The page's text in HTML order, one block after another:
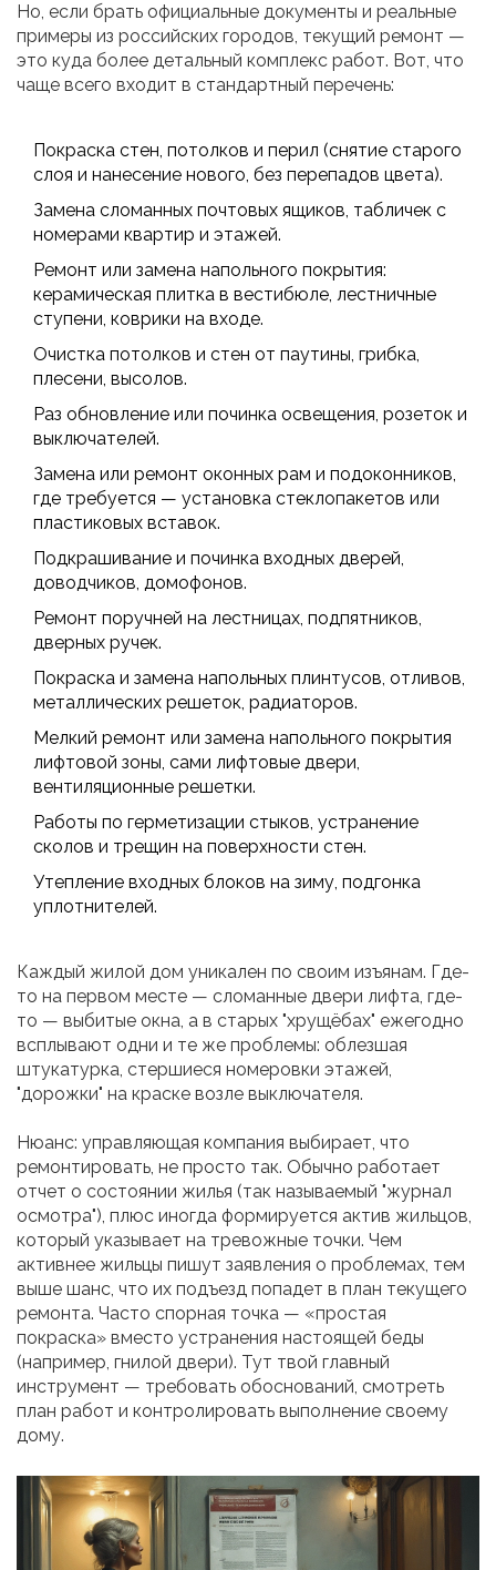
Но, если брать официальные документы и реальные
примеры из российских городов, текущий ремонт —
это куда более детальный комплекс работ. Вот, что
чаще всего входит в стандартный перечень:
Покраска стен, потолков и перил (снятие старого
слоя и нанесение нового, без перепадов цвета).
Замена сломанных почтовых ящиков, табличек с
номерами квартир и этажей.
Ремонт или замена напольного покрытия:
керамическая плитка в вестибюле, лестничные
ступени, коврики на входе.
Очистка потолков и стен от паутины, грибка,
плесени, высолов.
Раз обновление или починка освещения, розеток и
выключателей.
Замена или ремонт оконных рам и подоконников,
где требуется — установка стеклопакетов или
пластиковых вставок.
Подкрашивание и починка входных дверей,
доводчиков, домофонов.
Ремонт поручней на лестницах, подпятников,
дверных ручек.
Покраска и замена напольных плинтусов, отливов,
металлических решеток, радиаторов.
Мелкий ремонт или замена напольного покрытия
лифтовой зоны, сами лифтовые двери,
вентиляционные решетки.
Работы по герметизации стыков, устранение
сколов и трещин на поверхности стен.
Утепление входных блоков на зиму, подгонка
уплотнителей.
Каждый жилой дом уникален по своим изъянам. Где-
то на первом месте — сломанные двери лифта, где-
то — выбитые окна, а в старых "хрущёбах" ежегодно
всплывают одни и те же проблемы: облезшая
штукатурка, стершиеся номеровки этажей,
"дорожки" на краске возле выключателя.
Нюанс: управляющая компания выбирает, что
ремонтировать, не просто так. Обычно работает
отчет о состоянии жилья (так называемый "журнал
осмотра"), плюс иногда формируется актив жильцов,
который указывает на тревожные точки. Чем
активнее жильцы пишут заявления о проблемах, тем
выше шанс, что их подъезд попадет в план текущего
ремонта. Часто спорная точка — «простая
покраска» вместо устранения настоящей беды
(например, гнилой двери). Тут твой главный
инструмент — требовать обоснований, смотреть
план работ и контролировать выполнение своему
дому.